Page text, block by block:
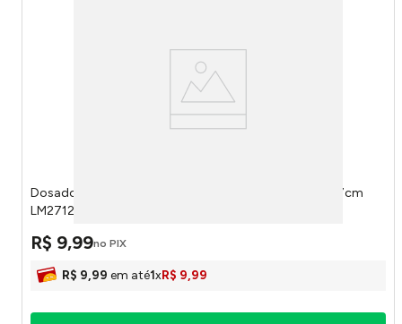
Dosador Duplo Para Drink Aço Inox 25/50ml 8,2x4x3,7cm
LM2712IDE - honeyhome
R$ 9,99no PIX
R$ 9,99 em até1xR$ 9,99